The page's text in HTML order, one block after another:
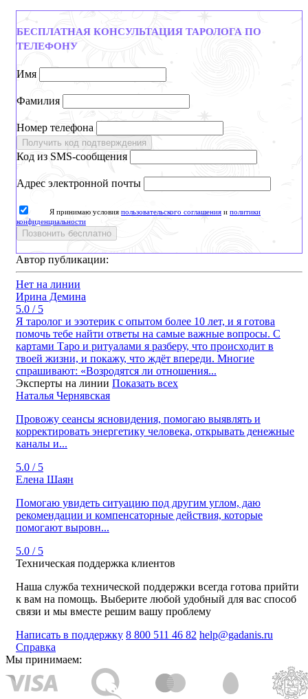
БЕСПЛАТНАЯ КОНСУЛЬТАЦИЯ ТАРОЛОГА ПО
ТЕЛЕФОНУ
Имя
Фамилия
Номер телефона
Получить код подтверждения
Код из SMS-сообщения
Адрес электронной почты
Я принимаю условия пользовательского соглашения и политики
конфиденциальности
Позвонить бесплатно
Автор публикации:
Нет на линии
Ирина Демина
5.0 / 5
Я таролог и эзотерик с опытом более 10 лет, и я готова
помочь тебе найти ответы на самые важные вопросы. С
картами Таро и ритуалами я разберу, что происходит в
твоей жизни, и покажу, что ждёт впереди. Многие
спрашивают: «Возродятся ли отношения...
Эксперты на линии Показать всех
Наталья Чернявская
Провожу сеансы ясновидения, помогаю выявлять и
корректировать энергетику человека, открывать денежные
каналы и...
5.0 / 5
Елена Шаян
Помогаю увидеть ситуацию под другим углом, даю
рекомендации и компенсаторные действия, которые
помогают выровн...
5.0 / 5
Техническая поддержка клиентов
Наша служба технической поддержки всегда готова прийти
к вам на помощь. Выберите любой удобный для вас способ
связи и мы вместе решим вашу проблему
Написать в поддержку 8 800 511 46 82 help@gadanis.ru
Справка
Мы принимаем: